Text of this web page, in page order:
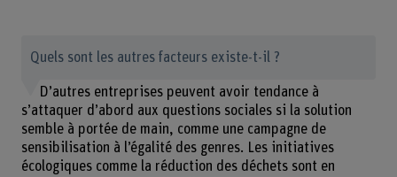
Quels sont les autres facteurs existe-t-il ?
D’autres entreprises peuvent avoir tendance à
s’attaquer d’abord aux questions sociales si la solution
semble à portée de main, comme une campagne de
sensibilisation à l’égalité des genres. Les initiatives
écologiques comme la réduction des déchets sont en